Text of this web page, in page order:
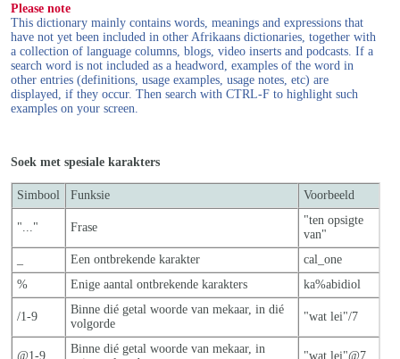
Please note
This dictionary mainly contains words, meanings and expressions that
have not yet been included in other Afrikaans dictionaries, together with
a collection of language columns, blogs, video inserts and podcasts. If a
search word is not included as a headword, examples of the word in
other entries (definitions, usage examples, usage notes, etc) are
displayed, if they occur. Then search with CTRL-F to highlight such
examples on your screen.
Soek met spesiale karakters
Simbool Funksie Voorbeeld
"..." Frase
"ten opsigte
van"
Een ontbrekende karakter
cal_one
%
Enige aantal ontbrekende karakters ka%abidiol
/1-9
Binne dié getal woorde van mekaar, in dié
volgorde
"wat lei"/7
@1-9
Binne dié getal woorde van mekaar, in
"wat lei"@7